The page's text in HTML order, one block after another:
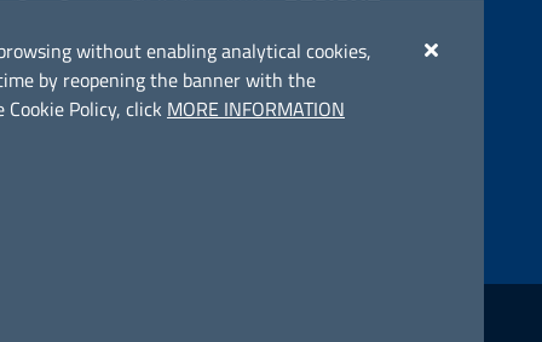
without enabling analytical cookies,
by reopening the banner with the
Policy, click MORE INFORMATION